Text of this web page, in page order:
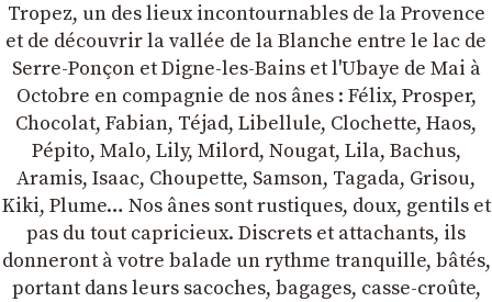
Tropez, un des lieux incontournables de la Provence
et de découvrir la vallée de la Blanche entre le lac de
Serre-Ponçon et Digne-les-Bains et l'Ubaye de Mai à
Octobre en compagnie de nos ânes : Félix, Prosper,
Chocolat, Fabian, Téjad, Libellule, Clochette, Haos,
Pépito, Malo, Lily, Milord, Nougat, Lila, Bachus,
Aramis, Isaac, Choupette, Samson, Tagada, Grisou,
Kiki, Plume… Nos ânes sont rustiques, doux, gentils et
pas du tout capricieux. Discrets et attachants, ils
donneront à votre balade un rythme tranquille, bâtés,
portant dans leurs sacoches, bagages, casse-croûte,